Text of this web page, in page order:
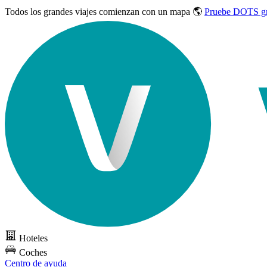
Todos los grandes viajes comienzan con un mapa 🌎 Pruebe DOTS
Hoteles
Coches
Centro de ayuda